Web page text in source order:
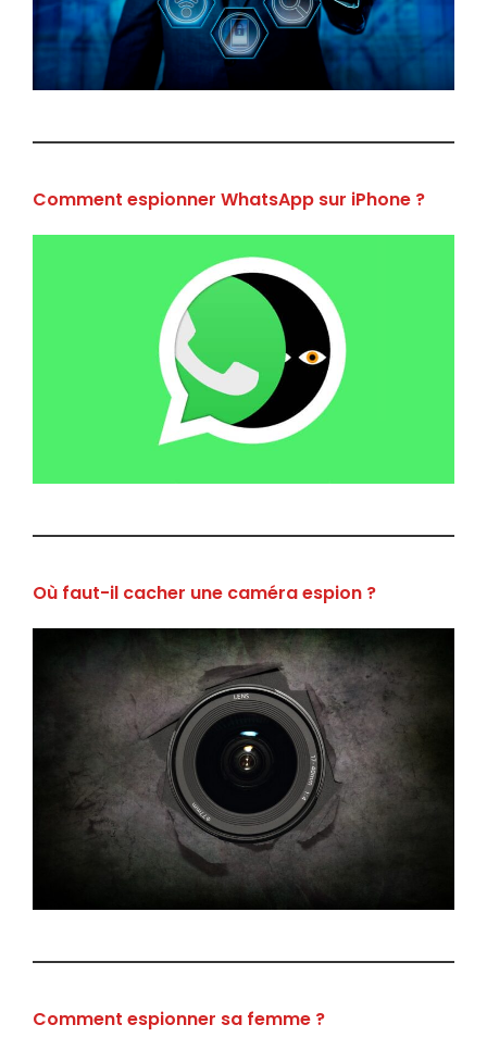
Comment espionner WhatsApp sur iPhone ?
Où faut-il cacher une caméra espion ?
Comment espionner sa femme ?